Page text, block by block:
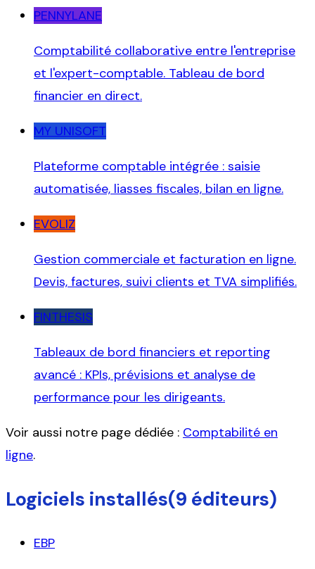
PENNYLANE
Comptabilité collaborative entre l'entreprise
et l'expert-comptable. Tableau de bord
financier en direct.
MY UNISOFT
Plateforme comptable intégrée : saisie
automatisée, liasses fiscales, bilan en ligne.
EVOLIZ
Gestion commerciale et facturation en ligne.
Devis, factures, suivi clients et TVA simplifiés.
FINTHESIS
Tableaux de bord financiers et reporting
avancé : KPIs, prévisions et analyse de
performance pour les dirigeants.
Voir aussi notre page dédiée : Comptabilité en
ligne.
Logiciels installés(9 éditeurs)
EBP